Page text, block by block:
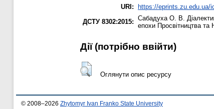
URI: https://eprints.zu.edu.ua/
ДСТУ 8302:2015: Сабадуха О. В.
епохи Просвітництва та
Дії ​​(потрібно ввійти)
Оглянути опис ресурсу
© 2008–2026 Zhytomyr Ivan Franko State University